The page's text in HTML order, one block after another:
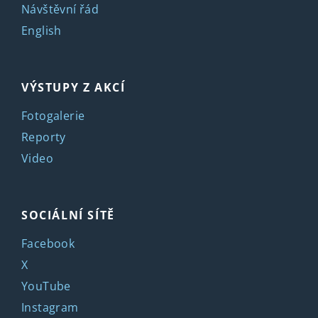
Návštěvní řád
English
VÝSTUPY Z AKCÍ
Fotogalerie
Reporty
Video
SOCIÁLNÍ SÍTĚ
Facebook
X
YouTube
Instagram